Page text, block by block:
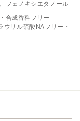
フェノキシエタノール
合成香料フリー
ウリル硫酸NAフリー・